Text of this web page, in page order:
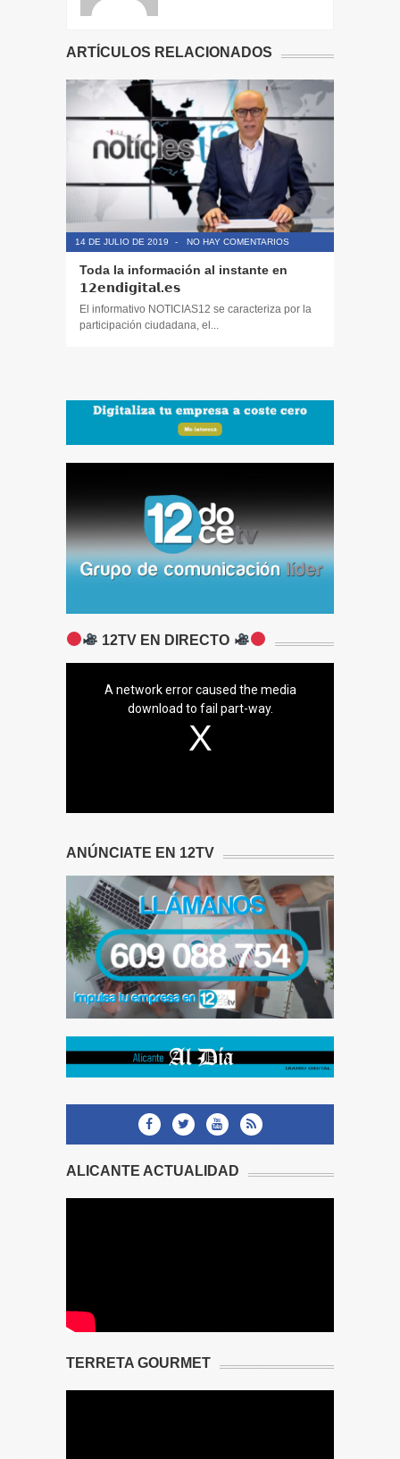
ARTÍCULOS RELACIONADOS
14 DE JULIO DE 2019 - NO HAY COMENTARIOS
Toda la información al instante en
𝟭𝟮𝗲𝗻𝗱𝗶𝗴𝗶𝘁𝗮𝗹.𝗲𝘀
El informativo NOTICIAS12 se caracteriza por la
participación ciudadana, el...
12TV EN DIRECTO
A network error caused the media
download to fail part-way.
ANÚNCIATE EN 12TV
ALICANTE ACTUALIDAD
TERRETA GOURMET